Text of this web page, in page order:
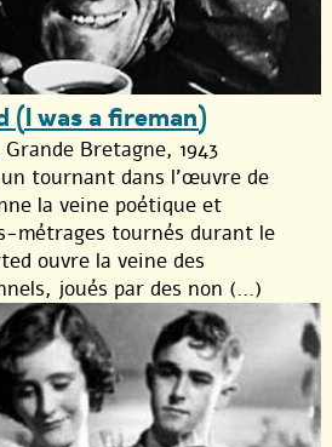
(I was a fireman)
Grande Bretagne, 1943
un tournant dans l’œuvre de
la veine poétique et
métrages tournés durant le
ouvre la veine des
joués par des non (...)